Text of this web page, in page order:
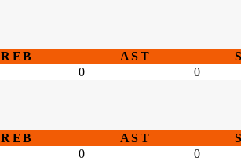
REB AST
0 0
REB AST
0 0